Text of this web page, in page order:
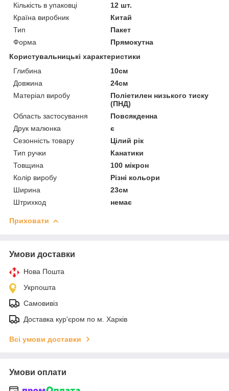
Кількість в упаковці
12 шт.
Країна виробник
Китай
Тип
Пакет
Форма
Прямокутна
Користувальницькі характеристики
Глибина
10см
Довжина
24см
Матеріал виробу
Поліетилен низького тиску
(ПНД)
Область застосування
Повсякденна
Друк малюнка
є
Сезонність товару
Цілий рік
Тип ручки
Канатики
Товщина
100 мікрон
Колір виробу
Різні кольори
Ширина
23см
Штрихкод
немає
Приховати
Умови доставки
Нова Пошта
Укрпошта
Самовивіз
Доставка кур'єром по м. Харків
Всі умови доставки
Умови оплати